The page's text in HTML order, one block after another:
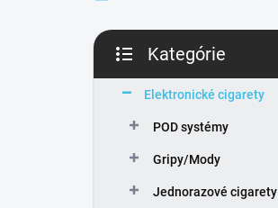
B
č
kategórie
Kategórie
Elektronické cigarety
POD systémy
Gripy/Mody
Jednorazové cigarety